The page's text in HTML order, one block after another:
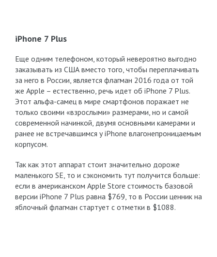
iPhone 7 Plus
Еще одним телефоном, который невероятно выгодно
заказывать из США вместо того, чтобы переплачивать
за него в России, является флагман 2016 года от той
же Apple – естественно, речь идет об iPhone 7 Plus.
Этот альфа-самец в мире смартфонов поражает не
только своими «взрослыми» размерами, но и самой
современной начинкой, двумя основными камерами и
ранее не встречавшимся у iPhone влагонепроницаемым
корпусом.
Так как этот аппарат стоит значительно дороже
маленького SE, то и сэкономить тут получится больше:
если в американском Apple Store стоимость базовой
версии iPhone 7 Plus равна $769, то в России ценник на
яблочный флагман стартует с отметки в $1088.